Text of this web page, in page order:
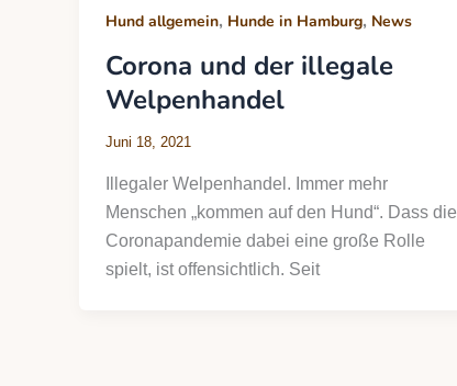
Hund allgemein, Hunde in Hamburg, News
Corona und der illegale
Welpenhandel
Juni 18, 2021
Illegaler Welpenhandel. Immer mehr
Menschen „kommen auf den Hund“. Dass die
Coronapandemie dabei eine große Rolle
spielt, ist offensichtlich. Seit